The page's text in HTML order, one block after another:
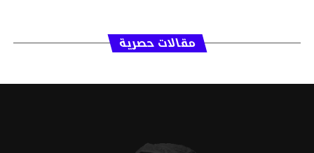
مقالات حصرية